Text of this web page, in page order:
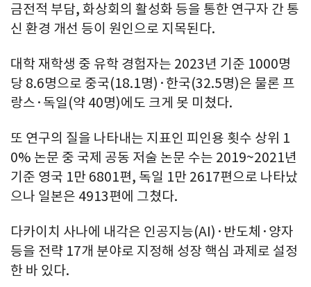
금전적 부담, 화상회의 활성화 등을 통한 연구자 간 통
신 환경 개선 등이 원인으로 지목된다.
대학 재학생 중 유학 경험자는 2023년 기준 1000명
당 8.6명으로 중국(18.1명)·한국(32.5명)은 물론 프
랑스·독일(약 40명)에도 크게 못 미쳤다.
또 연구의 질을 나타내는 지표인 피인용 횟수 상위 1
0% 논문 중 국제 공동 저술 논문 수는 2019~2021년
기준 영국 1만 6801편, 독일 1만 2617편으로 나타났
으나 일본은 4913편에 그쳤다.
다카이치 사나에 내각은 인공지능(AI)·반도체·양자
등을 전략 17개 분야로 지정해 성장 핵심 과제로 설정
한 바 있다.